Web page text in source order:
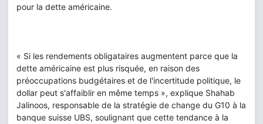
pour la dette américaine.
« Si les rendements obligataires augmentent parce que la
dette américaine est plus risquée, en raison des
préoccupations budgétaires et de l'incertitude politique, le
dollar peut s'affaiblir en même temps », explique Shahab
Jalinoos, responsable de la stratégie de change du G10 à la
banque suisse UBS, soulignant que cette tendance à la